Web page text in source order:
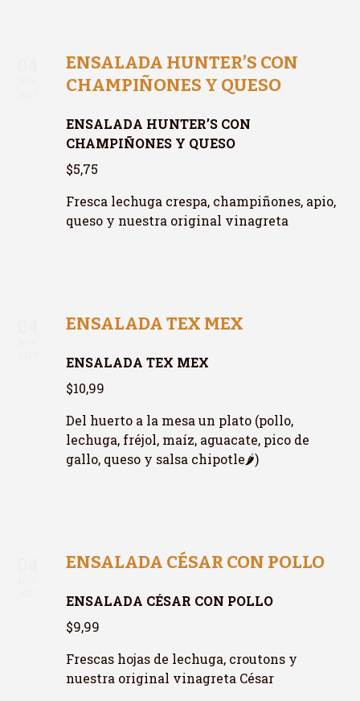
ENSALADA HUNTER’S CON
CHAMPIÑONES Y QUESO
ENSALADA HUNTER’S CON
CHAMPIÑONES Y QUESO
$5,75
Fresca lechuga crespa, champiñones, apio,
queso y nuestra original vinagreta
ENSALADA TEX MEX
ENSALADA TEX MEX
$10,99
Del huerto a la mesa un plato (pollo,
lechuga, fréjol, maíz, aguacate, pico de
gallo, queso y salsa chipotle🌶️)
ENSALADA CÉSAR CON POLLO
ENSALADA CÉSAR CON POLLO
$9,99
Frescas hojas de lechuga, croutons y
nuestra original vinagreta César